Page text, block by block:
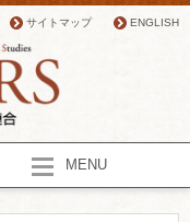
サイトマップ ENGLISH
MENU